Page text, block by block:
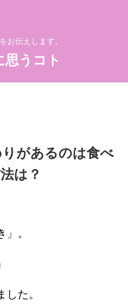
お伝えします。
思うコト
があるのは食べ
は？
。
た。